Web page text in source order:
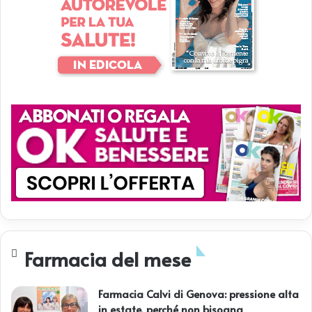
Farmacia del mese
Farmacia Calvi di Genova: pressione alta
in estate, perché non bisogna